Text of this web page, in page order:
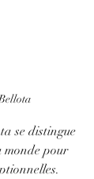
se distingue
monde pour